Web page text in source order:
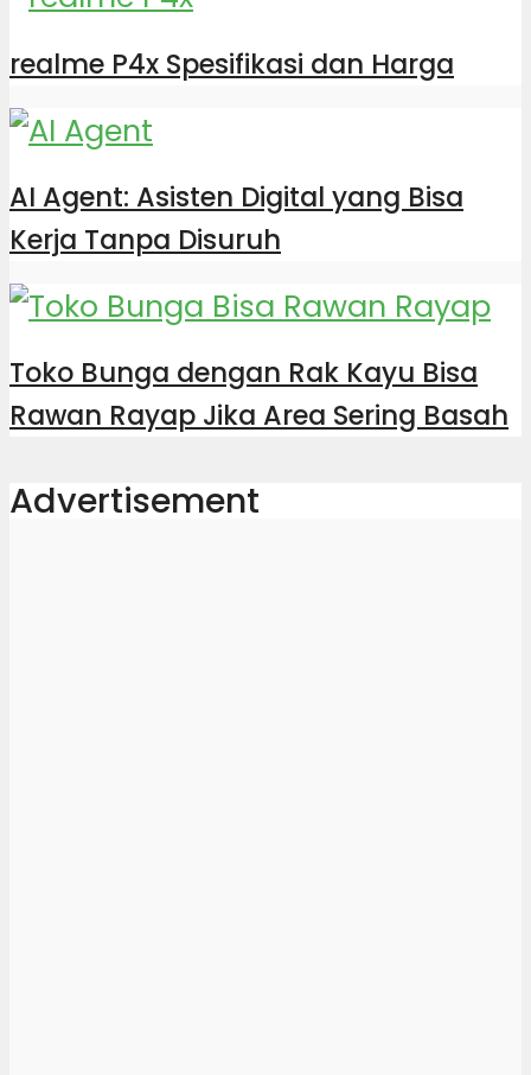
realme P4x Spesifikasi dan Harga
AI Agent: Asisten Digital yang Bisa
Kerja Tanpa Disuruh
Toko Bunga dengan Rak Kayu Bisa
Rawan Rayap Jika Area Sering Basah
Advertisement